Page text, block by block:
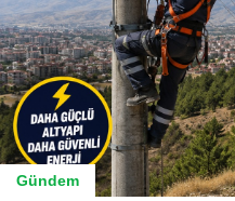
Gündem